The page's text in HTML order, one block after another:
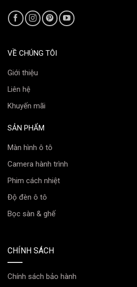
VỀ CHÚNG TÔI
Giới thiệu
Liên hệ
Khuyến mãi
SẢN PHẨM
Màn hình ô tô
Camera hành trình
Phim cách nhiệt
Độ đèn ô tô
Bọc sàn & ghế
CHÍNH SÁCH
Chính sách bảo hành